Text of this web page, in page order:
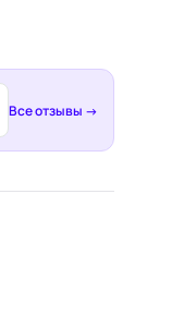
Все отзывы →